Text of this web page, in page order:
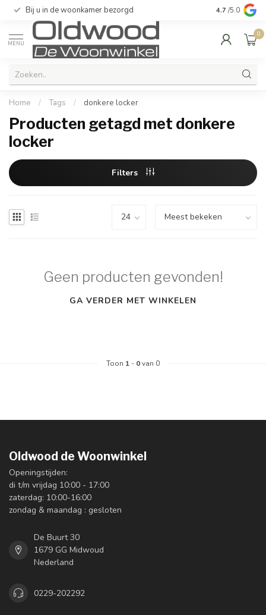
Bij u in de woonkamer bezorgd Kwaliteit &
4.7 /5.0
MENU
0
Home / Tags / donkere locker
Producten getagd met donkere
locker
Filters
Geen producten gevonden!
GA VERDER MET WINKELEN
Toon 1 - 0van 0
Oldwood de Woonwinkel
Openingstijden:
di t/m vrijdag 10:00 - 17:00
zaterdag: 10:00-16:00
zondag & maandag : gesloten
De Buurt 30
1679 GG Midwoud
Nederland
0229-202292